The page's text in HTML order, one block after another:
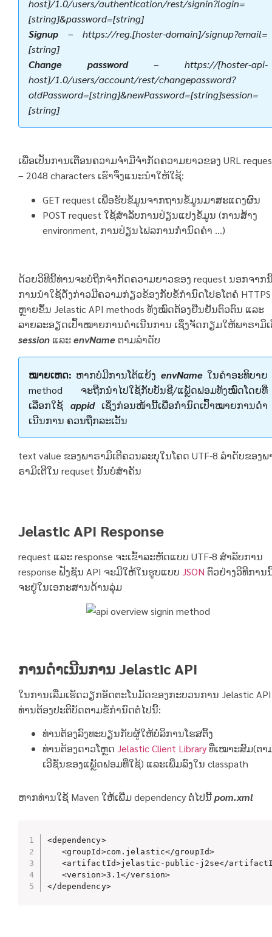
host]/1.0/users/authentication/rest/signin?login=
[string]&password=[string]
Signup – https://reg.[hoster-domain]/signup?email=
[string]
Change password– https://[hoster-api-
host]/1.0/users/account/rest/changepassword?
oldPassword=[string]&newPassword=[string]session=
[string]
ເພື່ອເປັນການເຕືອນຄວາມຈໍາມີຈໍາກັດຄວາມຍາວຂອງ URL
– 2048 characters ເຮົາຈຶ່ງແນະນໍາໃຫ້ໃຊ້:
GET request ເພື່ອຮັບຂໍ້ມູນຈາກຖານຂໍ້ມູນມາສະແດງຜົນ
POST request ໃຊ້ສໍາລັບການປ່ຽນແປງຂໍ້ມູນ (ການສ້າງ
environment, ການປ່ຽນໄຟລການກໍານົດຄ່າ …)
ດ້ວຍວິທີນີ້ທ່ານຈະບໍ່ຖືກຈໍາກັດຄວາມຍາວຂອງ request ນອກຈາກ
ການນໍາໃຊ້ດັ່ງກ່າວມີຄວາມກ່ຽວຂ້ອງກັບຂໍ້ກໍານົດໂປຣໂຕຄໍ HTTPS
ຫຼາຍຂຶ້ນ Jelastic API methods ທັງໝົດຕ້ອງຢືນຢັນຕົວຕົນ ແລະ
ລາຍລະອຽດເປົ້າໝາຍການດໍາເນີນການ ເຊິ່ງຈັດກຽມໃຫ້ພາຣາມິ
session ແລະenvName ຕາມລໍາດັບ
ໝາຍເຫດ: ຫາກບໍ່ມີການໂຕ້ແຍ້ງ envNameໃນຄໍາອະທິບາຍ
method ຈະຖືກນໍາໄປໃຊ້ກັບບັນຊີ/ແພຼັດຟອມທັງໝົດໂດຍທີ່
ເລືອກໃຊ້ appidເຊິ່ງກ່ອນໜ້ານີ້ເພື່ອກໍານົດເປົ້າໝາຍການດໍາ
ເນີນການ ຄວນຖືກລະເວັ້ນ
text value ຂອງພາຣາມິເຕີຄວນລະບຸໃນໂຄດ UTF-8 ລໍາດັບຂອງພ
ຣາມິເຕີໃນ requset ນັ້ນບໍ່ສໍາຄັນ
Jelastic API Response
request ແລະ response ຈະເຂົ້າລະຫັດແບບ UTF-8 ສໍາລັບການ
response ຟັງຊັນ API ຈະມີໃຫ້ໃນຮູບແບບ JSON ຕົວຢ່າງວິທີການ
ຈະຢູ່ໃນເອກະສານດ້ານລຸ່ມ
ການດໍາເນີນການ Jelastic API
ໃນການເລີ່ມເຮັດວຽກອັດຕະໂນມັດຂອງກະບວນການ Jelastic API
ທ່ານຕ້ອງປະຕິບັດຕາມຂໍ້ກໍານົດຕໍ່ໄປນີ້:
ທ່ານຕ້ອງລົງທະບຽນກັບຜູ້ໃຫ້ບໍລິການໂຮສຕິ້ງ
ທ່ານຕ້ອງດາວໂຫຼດ Jelastic Client Libraryທີ່ເໝາະສົມ(ຕາ
ເວີຊັ່ນຂອງແພຼັດຟອມທີ່ໃຊ້) ແລະເພີ່ມລົງໃນ classpath
ຫາກທ່ານໃຊ້ Maven ໃຫ້ເພີ່ມ dependency ຕໍ່ໄປນີ້pom.xml
<dependency>
   <groupId>com.jelastic</groupId>
<artifactId>jelastic-public-j2se</
   <version>3.1</version>
</dependency>